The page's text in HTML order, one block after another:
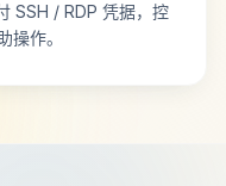
SSH / RDP 凭据，控
操作。